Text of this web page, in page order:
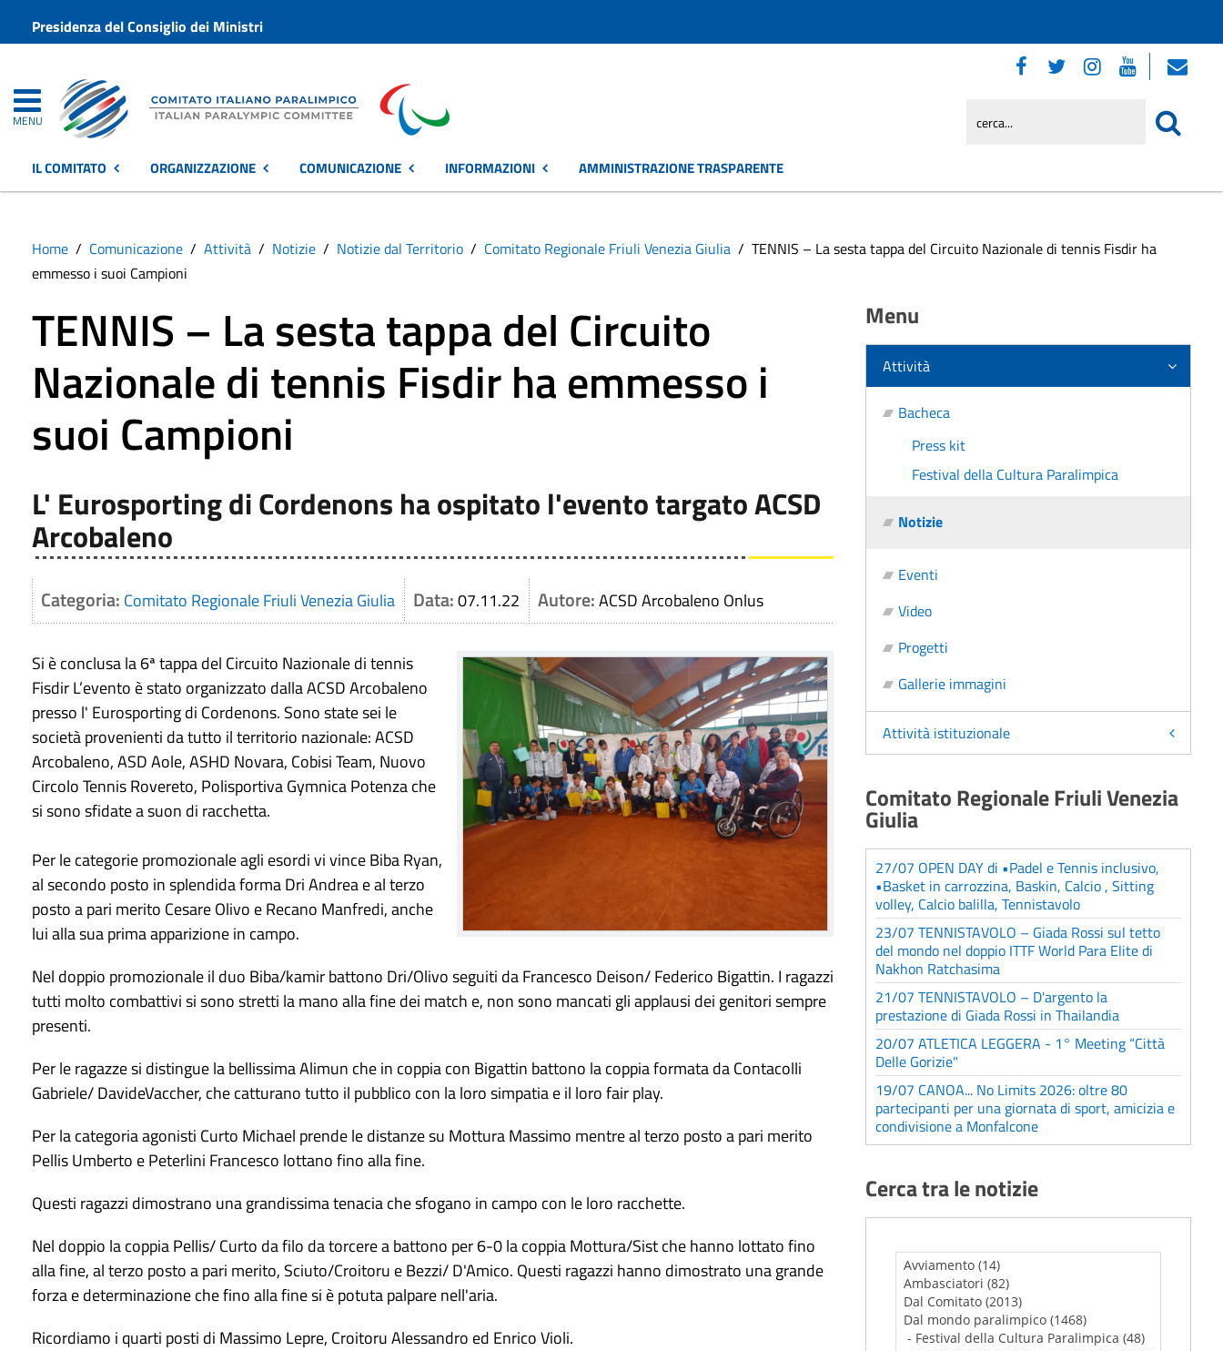
Presidenza del Consiglio dei Ministri
MENU
IL COMITATO ORGANIZZAZIONE COMUNICAZIONE INFORMAZIONI AMMINISTRAZIONE TRASPARENTE
Home Comunicazione Attività Notizie Notizie dal Territorio Comitato Regionale Friuli Venezia Giulia
TENNIS – La sesta tappa del Circuito Nazionale di tennis Fisdir ha
emmesso i suoi Campioni
TENNIS – La sesta tappa del Circuito
Nazionale di tennis Fisdir ha emmesso i
suoi Campioni
L' Eurosporting di Cordenons ha ospitato l'evento targato ACSD
Arcobaleno
Categoria: Comitato Regionale Friuli Venezia Giulia Data:07.11.22 Autore:ACSD Arcobaleno Onlus
Si è conclusa la 6ª tappa del Circuito Nazionale di tennis
Fisdir L’evento è stato organizzato dalla ACSD Arcobaleno
presso l' Eurosporting di Cordenons. Sono state sei le
società provenienti da tutto il territorio nazionale: ACSD
Arcobaleno, ASD Aole, ASHD Novara, Cobisi Team, Nuovo
Circolo Tennis Rovereto, Polisportiva Gymnica Potenza che
si sono sfidate a suon di racchetta.
Per le categorie promozionale agli esordi vi vince Biba Ryan,
al secondo posto in splendida forma Dri Andrea e al terzo
posto a pari merito Cesare Olivo e Recano Manfredi, anche
lui alla sua prima apparizione in campo.
Nel doppio promozionale il duo Biba/kamir battono Dri/Olivo seguiti da Francesco Deison/ Federico Bigattin. I ragazzi
tutti molto combattivi si sono stretti la mano alla fine dei match e, non sono mancati gli applausi dei genitori sempre
presenti.
Per le ragazze si distingue la bellissima Alimun che in coppia con Bigattin battono la coppia formata da Contacolli
Gabriele/ DavideVaccher, che catturano tutto il pubblico con la loro simpatia e il loro fair play.
Per la categoria agonisti Curto Michael prende le distanze su Mottura Massimo mentre al terzo posto a pari merito
Pellis Umberto e Peterlini Francesco lottano fino alla fine.
Questi ragazzi dimostrano una grandissima tenacia che sfogano in campo con le loro racchette.
Nel doppio la coppia Pellis/ Curto da filo da torcere a battono per 6-0 la coppia Mottura/Sist che hanno lottato fino
alla fine, al terzo posto a pari merito, Sciuto/Croitoru e Bezzi/ D'Amico. Questi ragazzi hanno dimostrato una grande
forza e determinazione che fino alla fine si è potuta palpare nell'aria.
Ricordiamo i quarti posti di Massimo Lepre, Croitoru Alessandro ed Enrico Violi.
Menu
Attività
Bacheca
Press kit
Festival della Cultura Paralimpica
Notizie
Eventi
Video
Progetti
Gallerie immagini
Attività istituzionale
Comitato Regionale Friuli Venezia
Giulia
27/07 OPEN DAY di •Padel e Tennis inclusivo,
•Basket in carrozzina, Baskin, Calcio , Sitting
volley, Calcio balilla, Tennistavolo
23/07 TENNISTAVOLO – Giada Rossi sul tetto
del mondo nel doppio ITTF World Para Elite di
Nakhon Ratchasima
21/07 TENNISTAVOLO – D'argento la
prestazione di Giada Rossi in Thailandia
20/07 ATLETICA LEGGERA - 1° Meeting “Città
Delle Gorizie"
19/07 CANOA... No Limits 2026: oltre 80
partecipanti per una giornata di sport, amicizia e
condivisione a Monfalcone
Cerca tra le notizie